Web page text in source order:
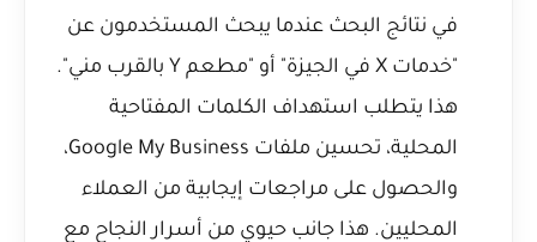
في نتائج البحث عندما يبحث المستخدمون عن
"خدمات X في الجيزة" أو "مطعم Y بالقرب مني".
هذا يتطلب استهداف الكلمات المفتاحية
المحلية، تحسين ملفات Google My Business،
والحصول على مراجعات إيجابية من العملاء
المحليين. هذا جانب حيوي من أسرار النجاح مع